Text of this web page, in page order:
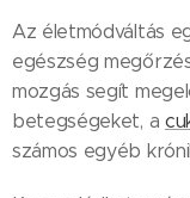
Az életmódváltás
egészség
mozgás segít
betegségeket, a
számos egyéb